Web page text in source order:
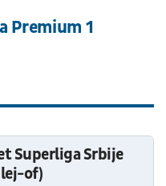
Premium 1
Superliga Srbije
of)